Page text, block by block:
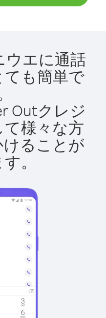
ウエに通話
も簡単で
Outクレジ
様々な方
ることが
。